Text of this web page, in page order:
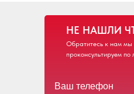
НЕ НАШЛИ
Обратитесь к нам мы
проконсультируем по
Ваш телефон